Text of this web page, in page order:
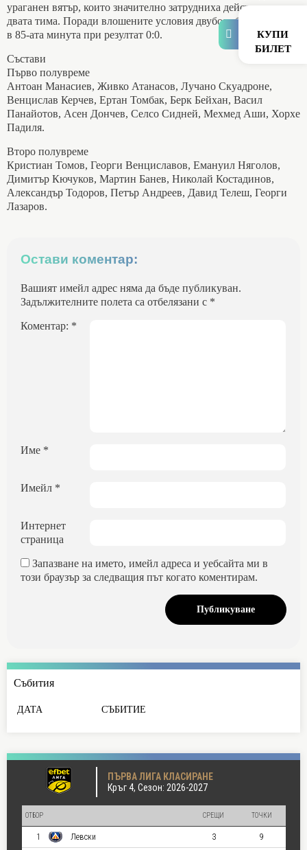
КУПИ
БИЛЕТ
ураганен вятър, които значително затрудниха действията на
двата тима. Поради влошените условия двубоят бе прекратен
в 85-ата минута при резултат 0:0.
Състави
Първо полувреме
Антоан Манасиев, Живко Атанасов, Лучано Скуадроне,
Венцислав Керчев, Ертан Томбак, Берк Бейхан, Васил
Панайотов, Асен Дончев, Селсо Сидней, Мехмед Аши, Хорхе
Падиля.
Второ полувреме
Кристиан Томов, Георги Венциславов, Емануил Няголов,
Димитър Кючуков, Мартин Банев, Николай Костадинов,
Александър Тодоров, Петър Андреев, Давид Телеш, Георги
Лазаров.
Остави коментар:
Вашият имейл адрес няма да бъде публикуван.
Задължителните полета са отбелязани с *
Коментар: *
Име *
Имейл *
Интернет
страница
Запазване на името, имейл адреса и уебсайта ми в
този браузър за следващия път когато коментирам.
Събития
ДАТА СЪБИТИЕ